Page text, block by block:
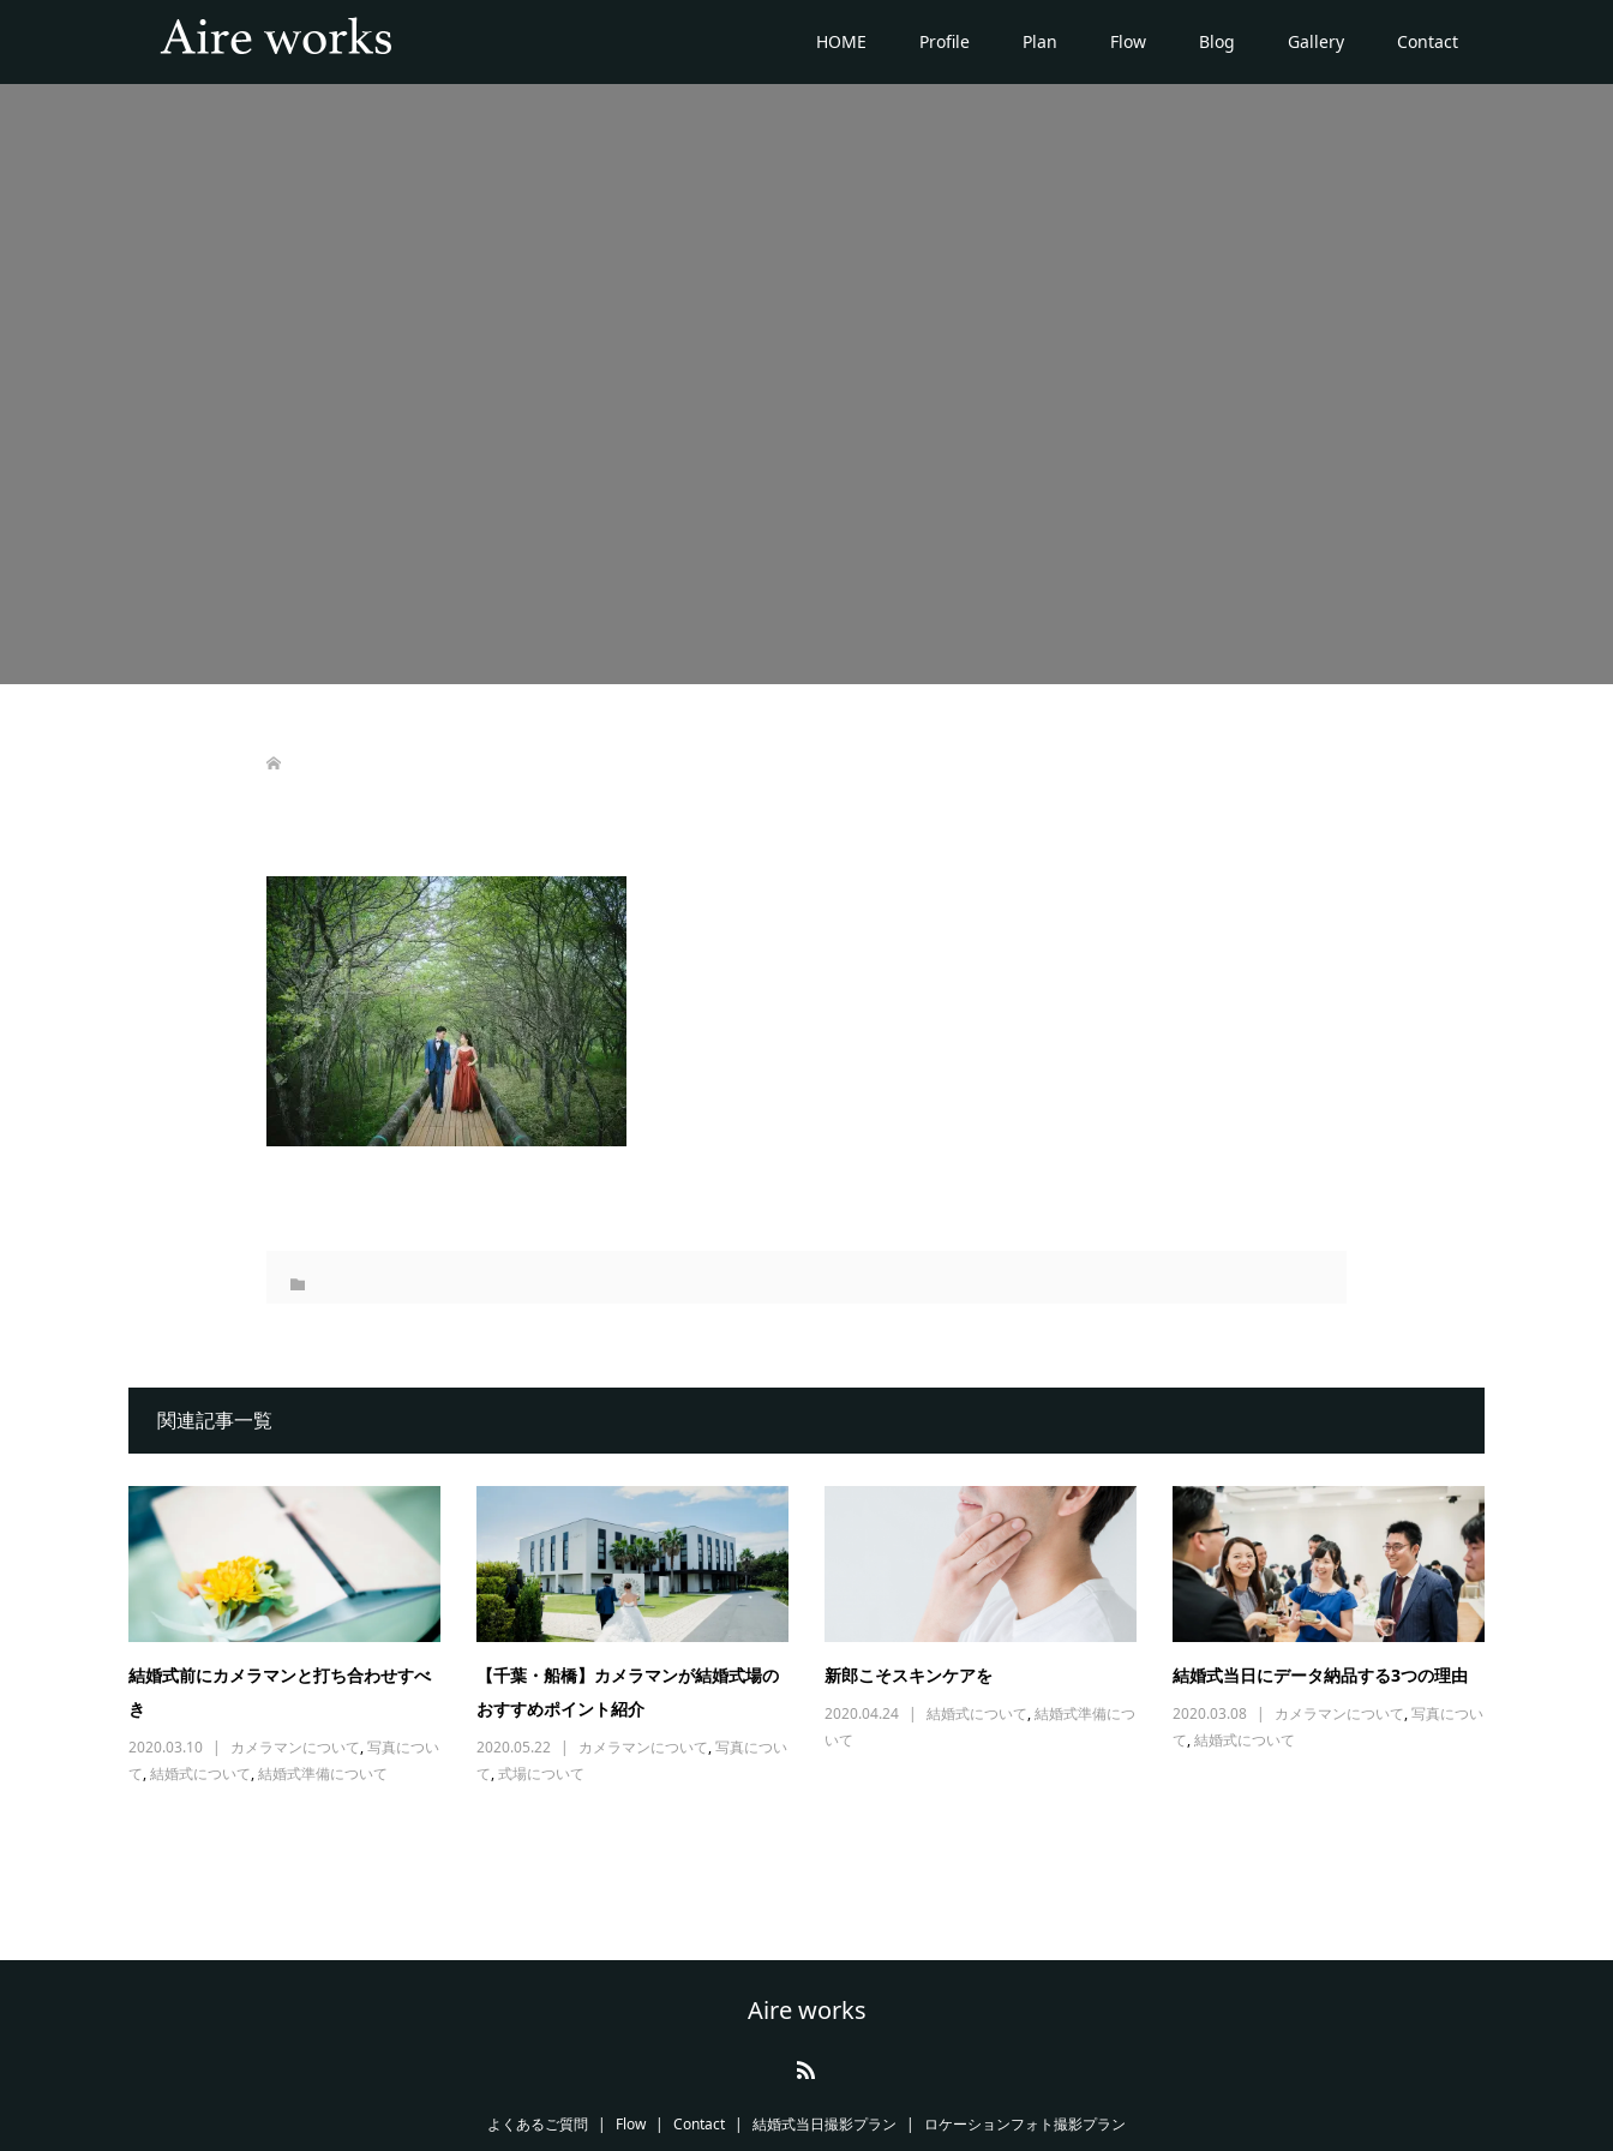
HOME Profile Plan Flow Blog Gallery Contact
関連記事一覧
結婚式前にカメラマンと打ち合わせすべ
き
2020.03.10 カメラマンについて,写真につい
て,結婚式について,結婚式準備について
【千葉・船橋】カメラマンが結婚式場の
おすすめポイント紹介
2020.05.22 カメラマンについて,写真につい
て,式場について
新郎こそスキンケアを
2020.04.24 結婚式について,結婚式準備につ
いて
結婚式当日にデータ納品する3つの理由
2020.03.08 カメラマンについて,写真につい
て,結婚式について
Aire works
よくあるご質問 Flow Contact 結婚式当日撮影プラン ロケーションフォト撮影プラン